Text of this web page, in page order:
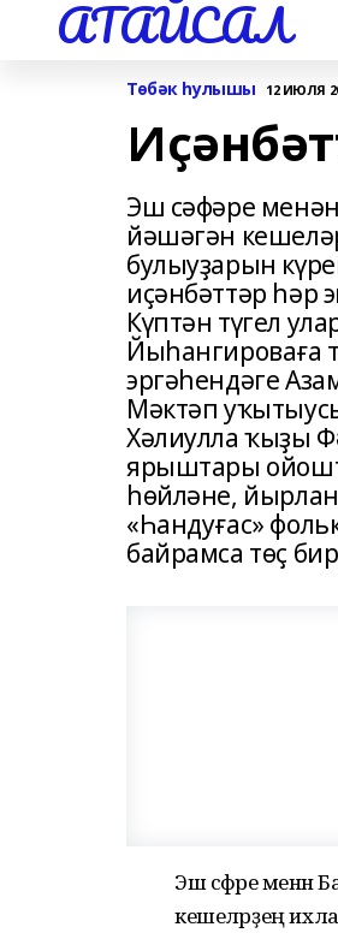
АТАЙСАЛ
Төбәк һулышы 12 ИЮЛЯ
Эш сәфәре
йәшәгән
булыуҙарын
иҫәнбәттәр һәр
Күптән түгел
Йыһангироваға
эргәһендәге
Мәктәп
Хәлиулла ҡыҙы
ярыштары
һөйләне,
«Һандуғас»
байрамса төҫ
Эш сәфәре
кешеләрҙең